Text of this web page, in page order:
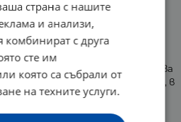
балансират
L-карнитин – съставка
тяхната
Освен това формулата включва
от антиоксиданти и минерали, в
и селен, известни със
мъжката фертилност,
страна с нашите
и анализи,
комбинират с друга
сте им
която са събрали от
на техните услуги.